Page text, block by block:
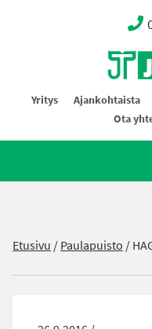
Oy J-
Yritys Ajankohtaista
Ota
Etusivu /Paulapuisto /